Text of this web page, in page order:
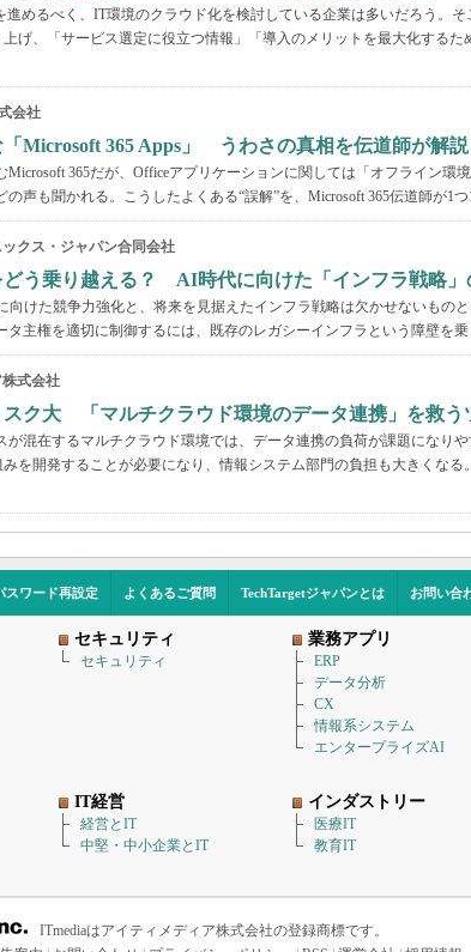
進めるべく、IT環境のクラウド化を検討している企業は多いだろう。そ
上げ、「サービス選定に役立つ情報」「導入のメリットを最大化するた
会社
Microsoft 365 Apps」 うわさの真相を伝道師が解説
Microsoft 365だが、Officeアプリケーションに関しては「オフライン環
声も聞かれる。こうしたよくある“誤解”を、Microsoft 365伝道師が1つ
クス・ジャパン合同会社
どう乗り越える？ AI時代に向けた「インフラ戦略」
向けた競争力強化と、将来を見据えたインフラ戦略は欠かせないもの
タ主権を適切に制御するには、既存のレガシーインフラという障壁を乗
式会社
スク大 「マルチクラウド環境のデータ連携」を救う
が混在するマルチクラウド環境では、データ連携の負荷が課題になり
を開発することが必要になり、情報システム部門の負担も大きくなる
スワード再設定 よくあるご質問 TechTargetジャパンとは お問い合
セキュリティ
セキュリティ
業務アプリ
ERP
データ分析
CX
情報系システム
エンタープライズAI
IT経営
経営とIT
中堅・中小企業とIT
インダストリー
医療IT
教育IT
ITmediaはアイティメディア株式会社の登録商標です。